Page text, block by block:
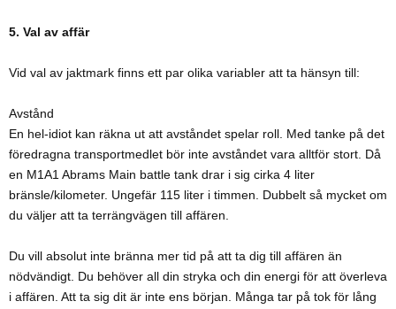
5. Val av affär
Vid val av jaktmark finns ett par olika variabler att ta hänsyn till:
Avstånd
En hel-idiot kan räkna ut att avståndet spelar roll. Med tanke på det
föredragna transportmedlet bör inte avståndet vara alltför stort. Då
en M1A1 Abrams Main battle tank drar i sig cirka 4 liter
bränsle/kilometer. Ungefär 115 liter i timmen. Dubbelt så mycket om
du väljer att ta terrängvägen till affären.
Du vill absolut inte bränna mer tid på att ta dig till affären än
nödvändigt. Du behöver all din stryka och din energi för att överleva
i affären. Att ta sig dit är inte ens början. Många tar på tok för lång